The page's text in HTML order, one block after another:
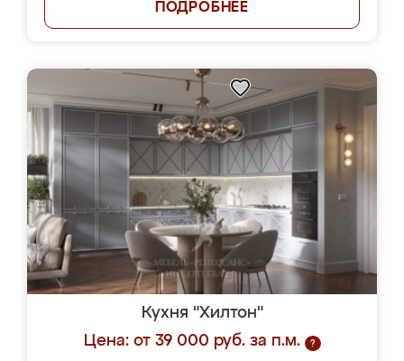
ПОДРОБНЕЕ
Кухня "Хилтон"
Цена: от 39 000 руб. за п.м.
?